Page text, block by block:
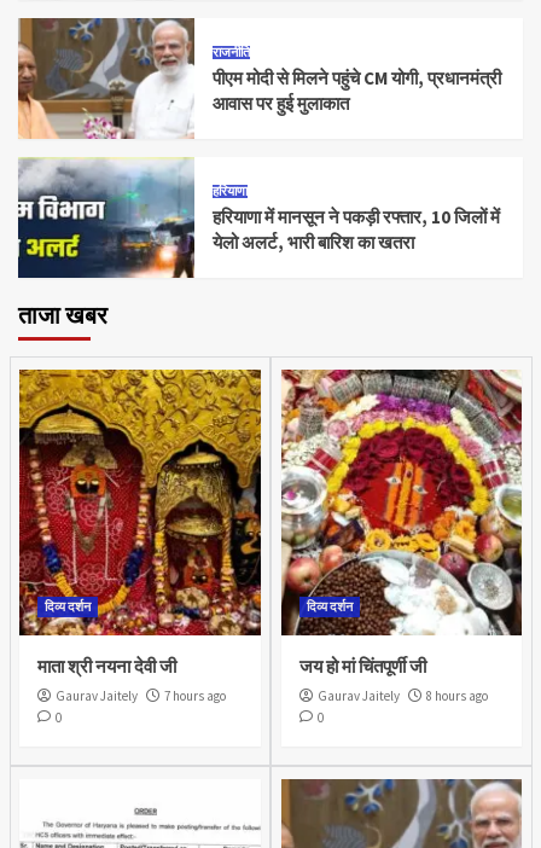
राजनीति
पीएम मोदी से मिलने पहुंचे CM योगी, प्रधानमंत्री
आवास पर हुई मुलाकात
हरियाणा
हरियाणा में मानसून ने पकड़ी रफ्तार, 10 जिलों में
येलो अलर्ट, भारी बारिश का खतरा
ताजा खबर
दिव्य दर्शन
माता श्री नयना देवी जी
Gaurav Jaitely
7 hours ago
0
दिव्य दर्शन
जय हो मां चिंतपूर्णी जी
Gaurav Jaitely
8 hours ago
0